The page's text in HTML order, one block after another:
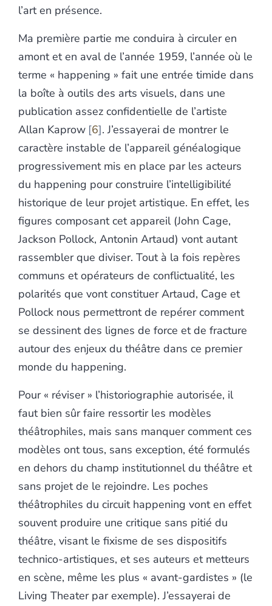
l’art en présence.
Ma première partie me conduira à circuler en
amont et en aval de l’année 1959, l’année où le
terme « happening » fait une entrée timide dans
la boîte à outils des arts visuels, dans une
publication assez confidentielle de l’artiste
Allan Kaprow 6 . J’essayerai de montrer le
caractère instable de l’appareil généalogique
progressivement mis en place par les acteurs
du happening pour construire l’intelligibilité
historique de leur projet artistique. En effet, les
figures composant cet appareil (John Cage,
Jackson Pollock, Antonin Artaud) vont autant
rassembler que diviser. Tout à la fois repères
communs et opérateurs de conflictualité, les
polarités que vont constituer Artaud, Cage et
Pollock nous permettront de repérer comment
se dessinent des lignes de force et de fracture
autour des enjeux du théâtre dans ce premier
monde du happening.
Pour « réviser » l’historiographie autorisée, il
faut bien sûr faire ressortir les modèles
théâtrophiles, mais sans manquer comment ces
modèles ont tous, sans exception, été formulés
en dehors du champ institutionnel du théâtre et
sans projet de le rejoindre. Les poches
théâtrophiles du circuit happening vont en effet
souvent produire une critique sans pitié du
théâtre, visant le fixisme de ses dispositifs
technico-artistiques, et ses auteurs et metteurs
en scène, même les plus « avant-gardistes » (le
Living Theater par exemple). J’essayerai de